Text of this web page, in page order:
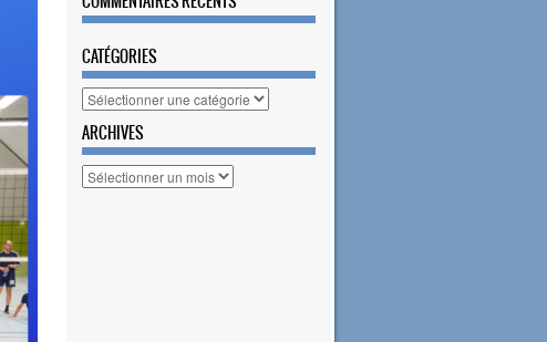
CATÉGORIES
Catégories
ARCHIVES
Archives